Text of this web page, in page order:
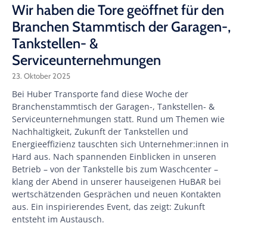
Wir haben die Tore geöffnet für den
Branchen Stammtisch der Garagen-,
Tankstellen- &
Serviceunternehmungen
23. Oktober 2025
Bei Huber Transporte fand diese Woche der
Branchenstammtisch der Garagen-, Tankstellen- &
Serviceunternehmungen statt. Rund um Themen wie
Nachhaltigkeit, Zukunft der Tankstellen und
Energieeffizienz tauschten sich Unternehmer:innen in
Hard aus. Nach spannenden Einblicken in unseren
Betrieb – von der Tankstelle bis zum Waschcenter –
klang der Abend in unserer hauseigenen HuBAR bei
wertschätzenden Gesprächen und neuen Kontakten
aus. Ein inspirierendes Event, das zeigt: Zukunft
entsteht im Austausch.